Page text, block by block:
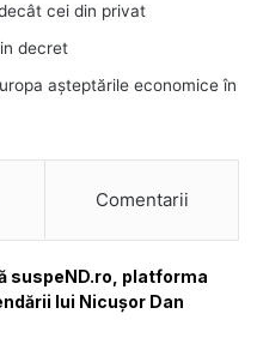
cei din privat
decret
așteptările economice în
Comentarii
suspeND.ro, platforma
lui Nicușor Dan